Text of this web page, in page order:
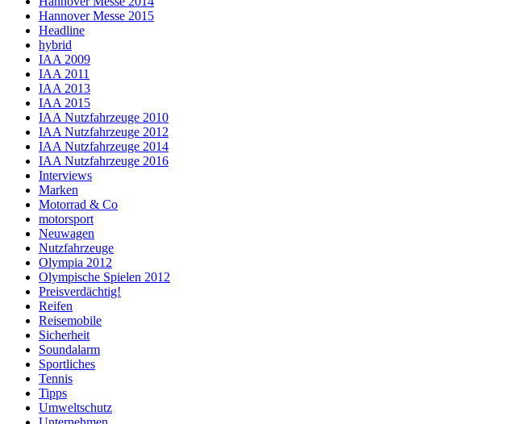
Hannover Messe 2015
Headline
hybrid
IAA 2009
IAA 2011
IAA 2013
IAA 2015
IAA Nutzfahrzeuge 2010
IAA Nutzfahrzeuge 2012
IAA Nutzfahrzeuge 2014
IAA Nutzfahrzeuge 2016
Interviews
Marken
Motorrad & Co
motorsport
Neuwagen
Nutzfahrzeuge
Olympia 2012
Olympische Spielen 2012
Preisverdächtig!
Reifen
Reisemobile
Sicherheit
Soundalarm
Sportliches
Tennis
Tipps
Umweltschutz